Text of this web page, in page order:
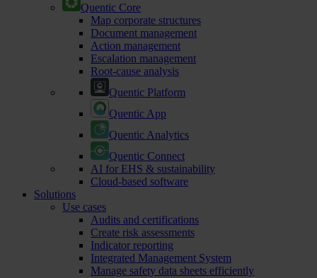
Quentic Core
Map corporate structures
Document management
Action management
Escalation management
Root-cause analysis
Quentic Platform
Quentic App
Quentic Analytics
Quentic Connect
AI for EHS & sustainability
Cloud-based software
Solutions
Use cases
Audits and certifications
Create risk assessments
Indicator reporting
Integrated Management System
Manage safety data sheets efficiently